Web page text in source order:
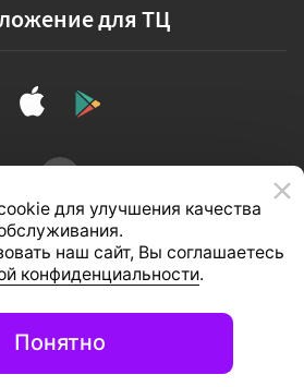
для ТЦ
версия сайта
2026, ООО «Студия 111»
вашего города
для улучшения качества
наш сайт, Вы соглашаетесь
конфиденциальности.
Понятно